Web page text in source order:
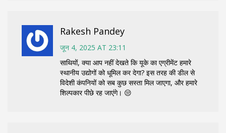
Rakesh Pandey
जून 4, 2025 AT 23:11
साथियों, क्या आप नहीं देखते कि यूके का एग्रीमेंट हमारे
स्थानीय उद्योगों को धूमिल कर देगा? इस तरह की डील से
विदेशी कंपनियों को सब कुछ सस्ता मिल जाएगा, और हमारे
शिल्पकार पीछे रह जाएंगे। 😒